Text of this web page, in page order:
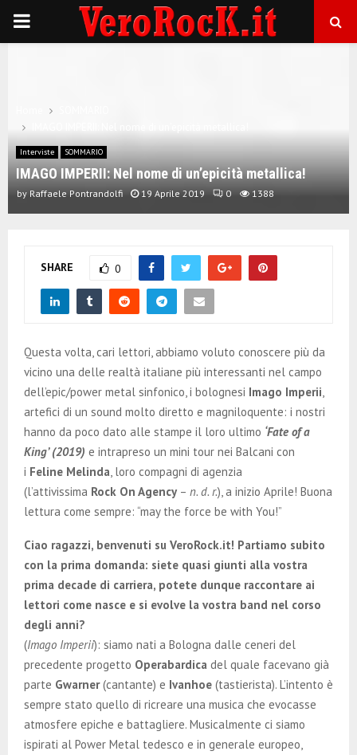
P
M
A
N
U
Interviste SOMMARIO
IMAGO IMPERII: Nel nome di un’epicità metallica!
by Raffaele Pontrandolfi 19 Aprile 2019 0 1388
SHARE 0
Questa volta, cari lettori, abbiamo voluto conoscere più da
vicino una delle realtà italiane più interessanti nel campo
dell’epic/power metal sinfonico, i bolognesi Imago Imperii
artefici di un sound molto diretto e magniloquente: i nostri
hanno da poco dato alle stampe il loro ultimo ‘Fate of a
King’ (2019) e intrapreso un mini tour nei Balcani con
i Feline Melinda , loro compagni di agenzia
(l’attivissima Rock On Agency – n. d. r.), a inizio Aprile! Buona
lettura come sempre: “may the force be with You!”
Ciao ragazzi, benvenuti su VeroRock.it! Partiamo subito
con la prima domanda: siete quasi giunti alla vostra
prima decade di carriera, potete dunque raccontare ai
lettori come nasce e si evolve la vostra band nel corso
degli anni?
(Imago Imperii): siamo nati a Bologna dalle ceneri del
precedente progetto Operabardica del quale facevano già
parte Gwarner(cantante) e Ivanhoe (tastierista). L’intento è
sempre stato quello di ricreare una musica che evocasse
atmosfere epiche e battagliere. Musicalmente ci siamo
ispirati al Power Metal tedesco e in generale europeo,